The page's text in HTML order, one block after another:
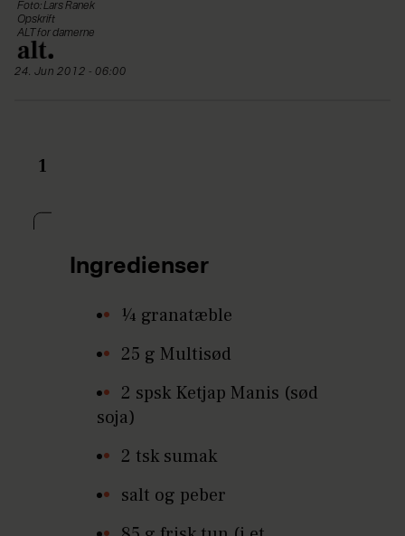
Foto: Lars Ranek
Opskrift
ALT for damerne
24. Jun 2012 - 06:00
1
Ingredienser
¼ granatæble
25 g Multisød
2 spsk Ketjap Manis (sød
soja)
2 tsk sumak
salt og peber